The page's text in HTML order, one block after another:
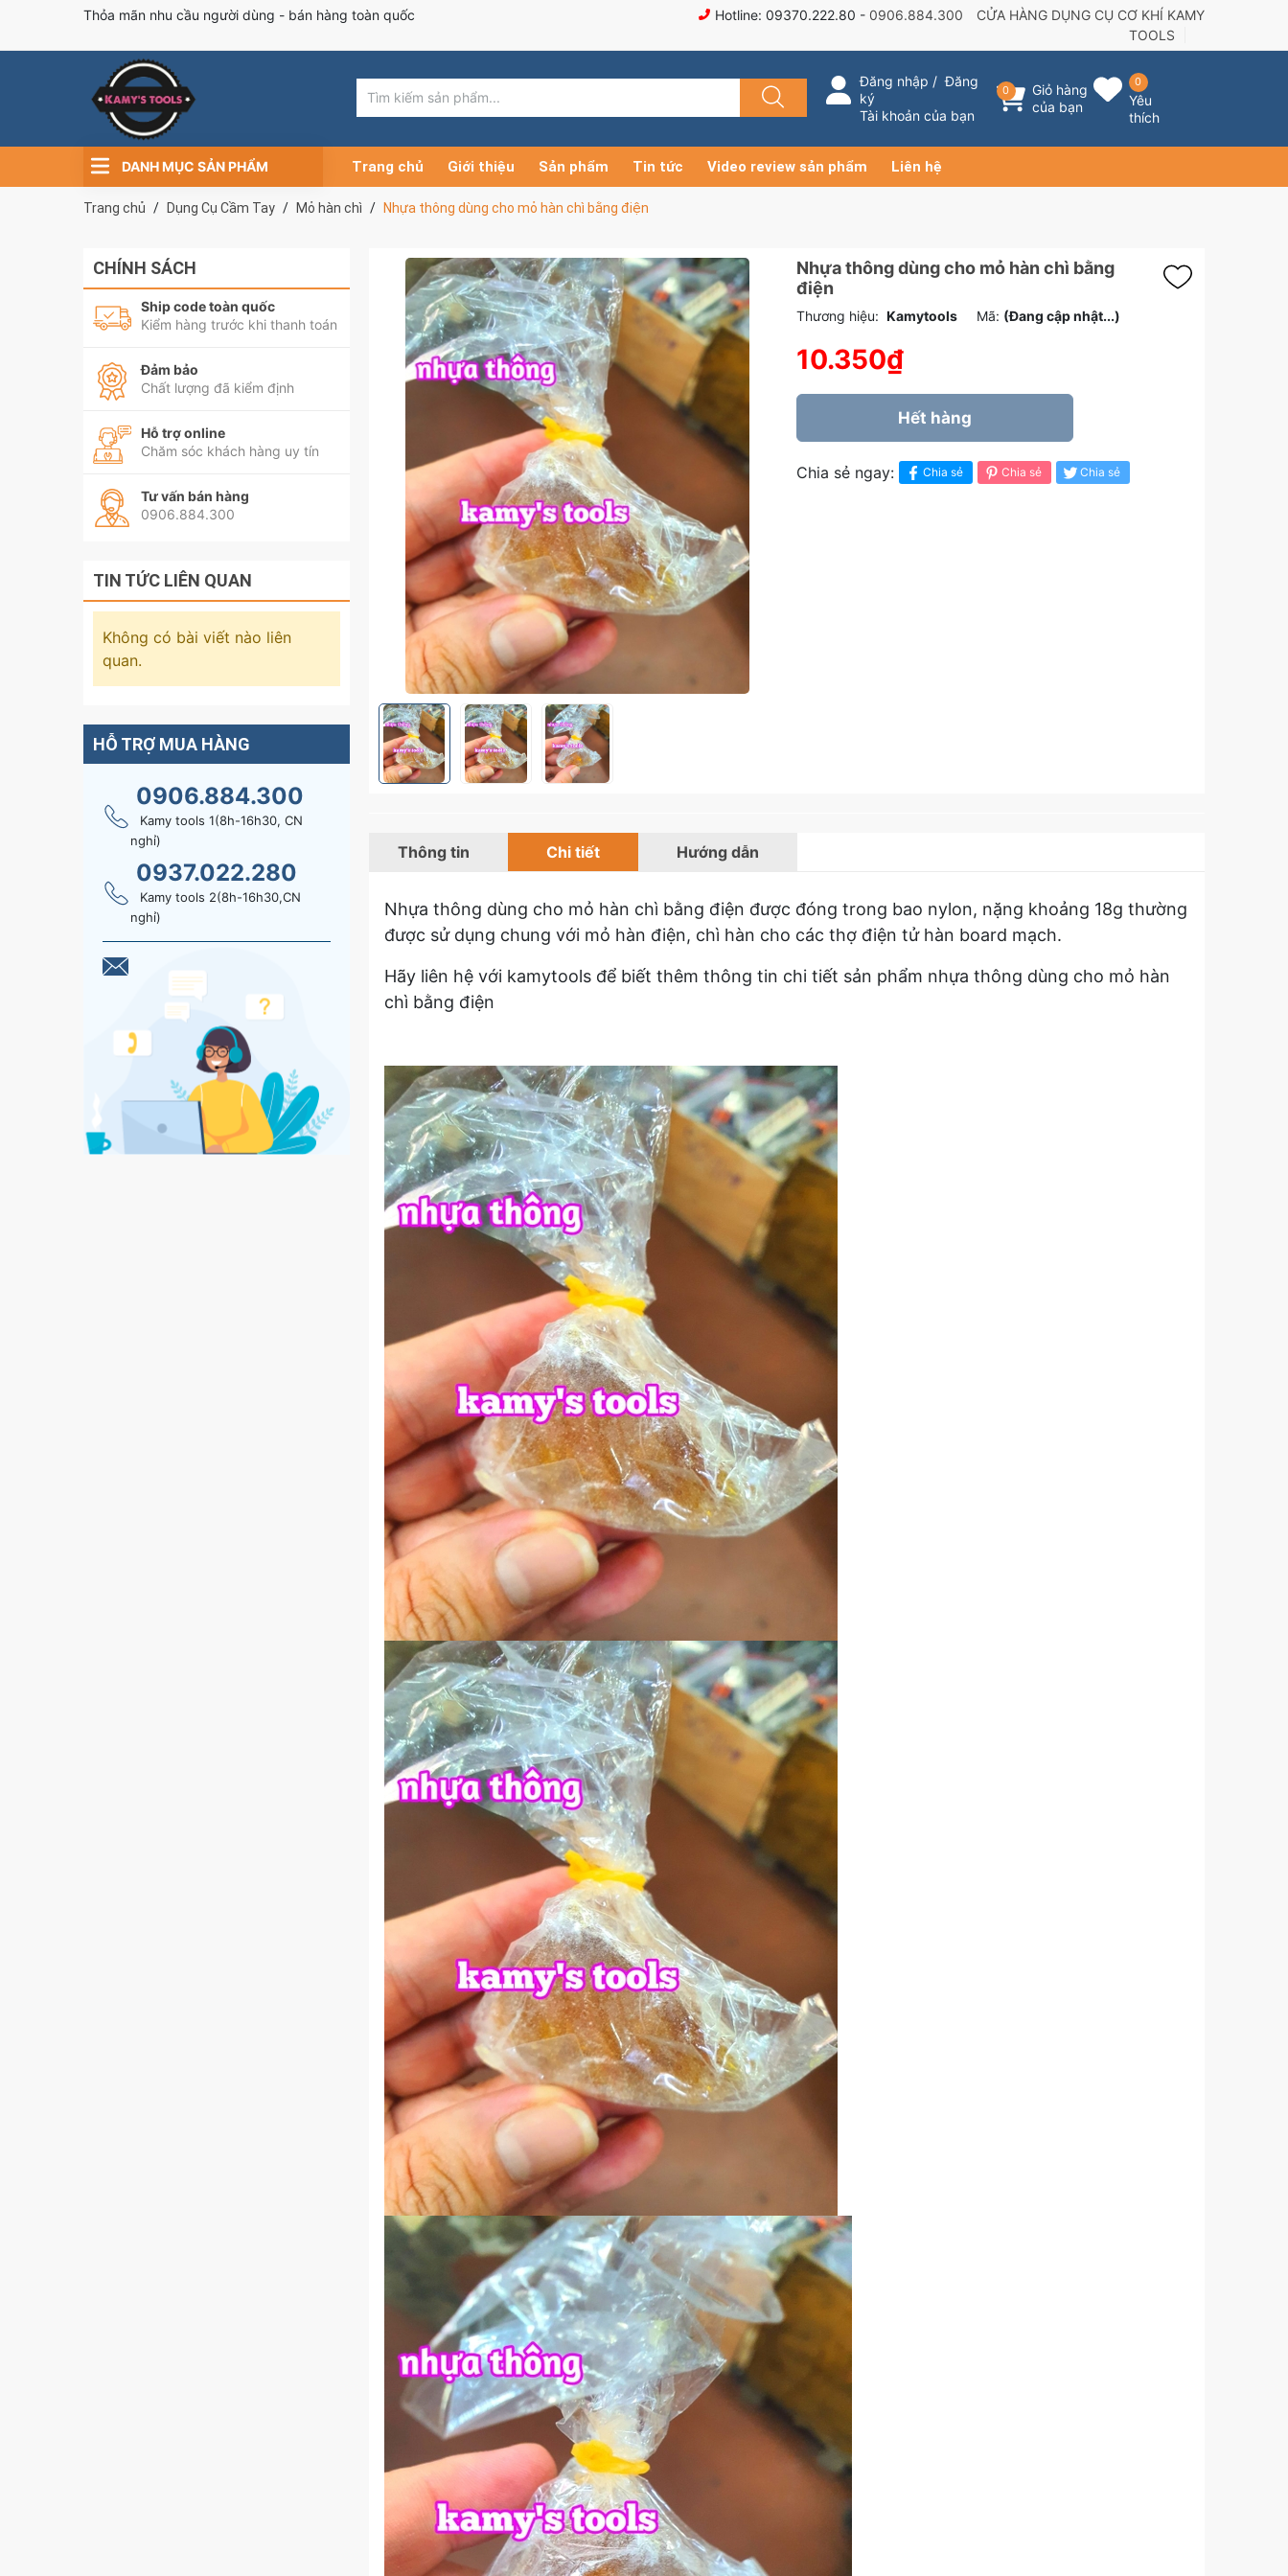
Thỏa mãn nhu cầu người dùng - bán hàng toàn quốc Hotline: 09370.222.80 - 0906.884.300
CỬA HÀNG DỤNG CỤ CƠ KHÍ KAMY
TOOLS
Đăng nhập /Đăng
ký
Tài khoản của bạn
0
Giỏ hàng
của bạn
0
Yêu
thích
DANH MỤC SẢN PHẨM Trang chủ Giới thiệu Sản phẩm Tin tức Video review sản phẩm Liên hệ
Trang chủ Dụng Cụ Cầm Tay Mỏ hàn chì Nhựa thông dùng cho mỏ hàn chì bằng điện
Nhựa thông dùng cho mỏ hàn chì bằng
điện
Thương hiệu: Kamytools Mã: (Đang cập nhật...)
10.350₫
Hết hàng
Chia sẻ ngay: Chia sẻ Chia sẻ Chia sẻ
Thông tin Chi tiết Hướng dẫn
Nhựa thông dùng cho mỏ hàn chì bằng điện được đóng trong bao nylon, nặng khoảng 18g thường
được sử dụng chung với mỏ hàn điện, chì hàn cho các thợ điện tử hàn board mạch.
Hãy liên hệ với kamytools để biết thêm thông tin chi tiết sản phẩm nhựa thông dùng cho mỏ hàn
chì bằng điện
CHÍNH SÁCH
Ship code toàn quốc
Kiểm hàng trước khi thanh toán
Đảm bảo
Chất lượng đã kiểm định
Hỗ trợ online
Chăm sóc khách hàng uy tín
Tư vấn bán hàng
0906.884.300
TIN TỨC LIÊN QUAN
Không có bài viết nào liên
quan.
HỖ TRỢ MUA HÀNG
0906.884.300
Kamy tools 1(8h-16h30, CN
nghỉ)
0937.022.280
Kamy tools 2(8h-16h30,CN
nghỉ)